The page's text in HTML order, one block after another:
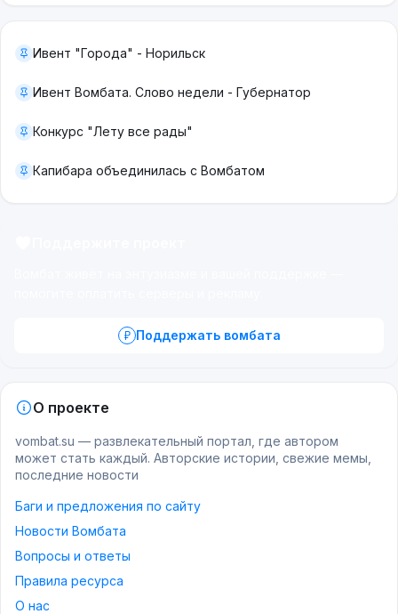
Ивент "Города" - Норильск
Ивент Вомбата. Слово недели - Губернатор
Конкурс "Лету все рады"
Капибара объединилась с Вомбатом
Поддержать вомбата
О проекте
vombat.su — развлекательный портал, где автором
может стать каждый. Авторские истории, свежие мемы,
последние новости
Баги и предложения по сайту
Новости Вомбата
Вопросы и ответы
Правила ресурса
О нас